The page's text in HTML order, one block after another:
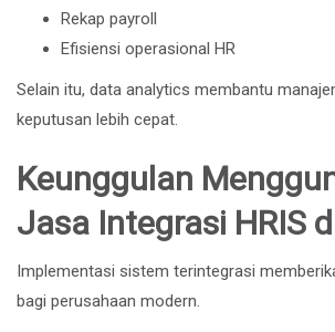
Rekap payroll
Efisiensi operasional HR
Selain itu, data analytics membantu
keputusan lebih cepat.
Keunggulan
Jasa Integrasi HRIS
Implementasi sistem terintegrasi
bagi perusahaan modern.